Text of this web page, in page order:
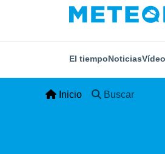
El tiempoNoticias
Inicio Buscar